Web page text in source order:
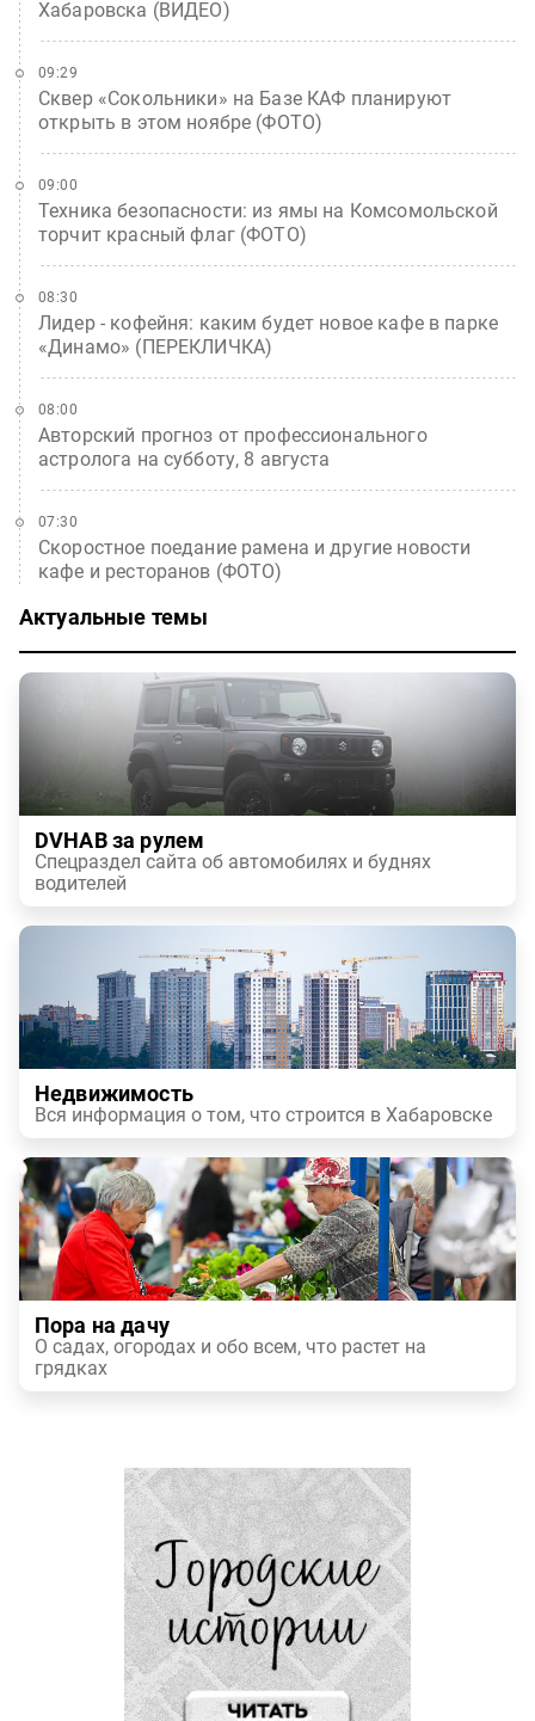
Хабаровска (ВИДЕО)
Сквер «Сокольники» на Базе КАФ планируют
открыть в этом ноябре (ФОТО)
09:29
Техника безопасности: из ямы на Комсомольской
торчит красный флаг (ФОТО)
09:00
Лидер - кофейня: каким будет новое кафе в парке
«Динамо» (ПЕРЕКЛИЧКА)
08:30
Авторский прогноз от профессионального
астролога на субботу, 8 августа
08:00
Скоростное поедание рамена и другие новости
кафе и ресторанов (ФОТО)
07:30
Актуальные темы
DVHAB за рулем
Спецраздел сайта об автомобилях и буднях
водителей
Недвижимость
Вся информация о том, что строится в Хабаровске
Пора на дачу
О садах, огородах и обо всем, что растет на
грядках